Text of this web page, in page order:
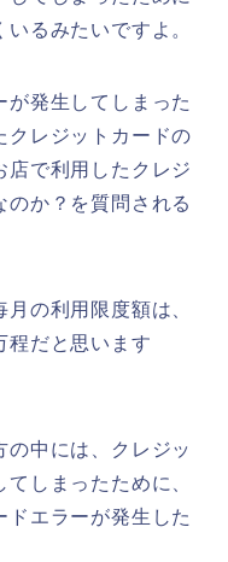
るみたいですよ。
が発生してしまった
クレジットカードの
店で利用したクレジ
のか？を質問される
の利用限度額は、
程だと思います
の中には、クレジッ
しまったために、
ドエラーが発生した